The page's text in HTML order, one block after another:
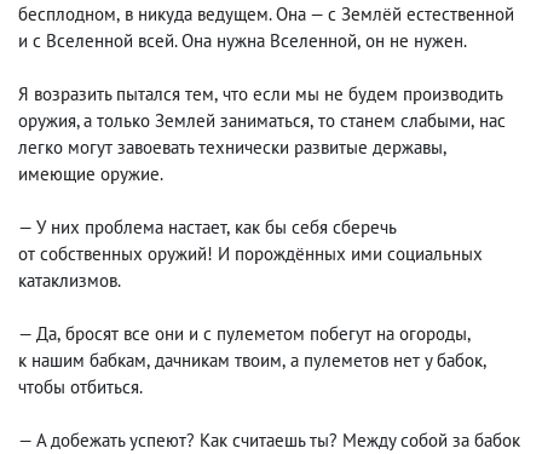
бесплодном, в никуда ведущем. Она — с Землёй естественной
и с Вселенной всей. Она нужна Вселенной, он не нужен.
Я возразить пытался тем, что если мы не будем производить
оружия, а только Землей заниматься, то станем слабыми, нас
легко могут завоевать технически развитые державы,
имеющие оружие.
— У них проблема настает, как бы себя сберечь
от собственных оружий! И порождённых ими социальных
катаклизмов.
— Да, бросят все они и с пулеметом побегут на огороды,
к нашим бабкам, дачникам твоим, а пулеметов нет у бабок,
чтобы отбиться.
— А добежать успеют? Как считаешь ты? Между собой за бабок